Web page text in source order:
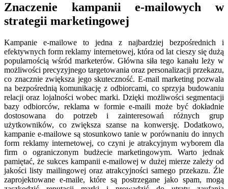
Znaczenie kampanii e-mailowych w
strategii marketingowej
Kampanie e-mailowe to jedna z najbardziej bezpośrednich i
efektywnych form reklamy internetowej, która od lat cieszy się dużą
popularnością wśród marketerów. Główna siła tego kanału leży w
możliwości precyzyjnego targetowania oraz personalizacji przekazu,
co znacznie zwiększa jego skuteczność. E-mail marketing pozwala
na bezpośrednią komunikację z odbiorcami, co sprzyja budowaniu
relacji oraz lojalności wobec marki. Dzięki możliwości segmentacji
bazy odbiorców, reklama w formie e-maili może być dokładnie
dostosowana do potrzeb i zainteresowań różnych grup
użytkowników, co zwiększa szanse na konwersję. Dodatkowo,
kampanie e-mailowe są stosunkowo tanie w porównaniu do innych
form reklamy internetowej, co czyni je atrakcyjnym wyborem dla
firm o ograniczonym budżecie marketingowym. Warto jednak
pamiętać, że sukces kampanii e-mailowej w dużej mierze zależy od
jakości listy mailingowej oraz atrakcyjności samego przekazu. Źle
zaprojektowane e-maile, które są postrzegane jako spam, mogą